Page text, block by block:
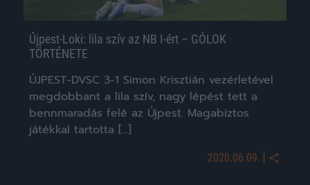
Újpest-Loki: lila szív az NB I-ért – GÓLOK
TÖRTÉNETE
ÚJPEST-DVSC 3-1 Simon Krisztián vezérletével
megdobbant a lila szív, nagy lépést tett a
bennmaradás felé az Újpest. Magabiztos
játékkal tartotta […]
2020.06.09. |